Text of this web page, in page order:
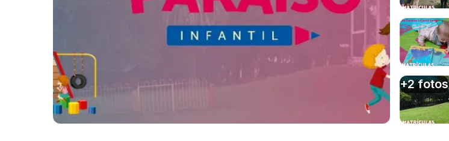
Imagem 2
Imagem 3
+2 fotos